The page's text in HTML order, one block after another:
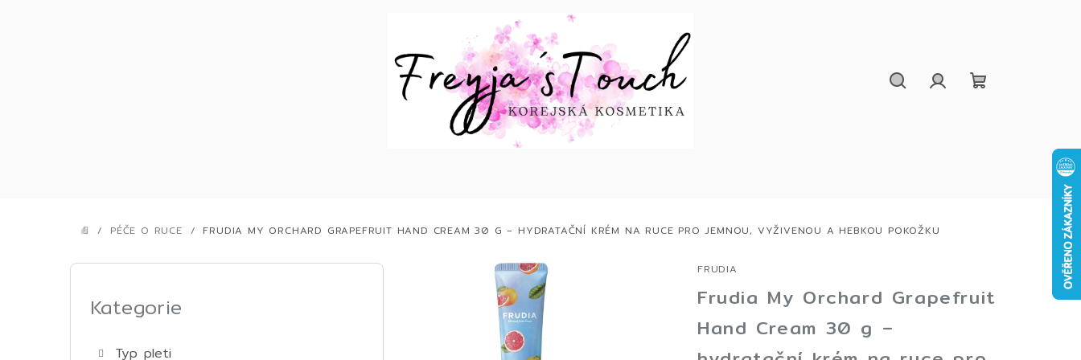
DOMŮ
/ PÉČE O RUCE / FRUDIA MY ORCHARD GRAPEFRUIT HAND CREAM 30 G – HYDRATAČNÍ KRÉM NA RUCE PRO JEMNOU, VYŽIVENOU A HEBKOU POKOŽKU
P
Přeskočit
kategorie
Kategorie
Typ pleti
FRUDIA
Frudia My Orchard Grapefruit
Hand Cream 30 g –